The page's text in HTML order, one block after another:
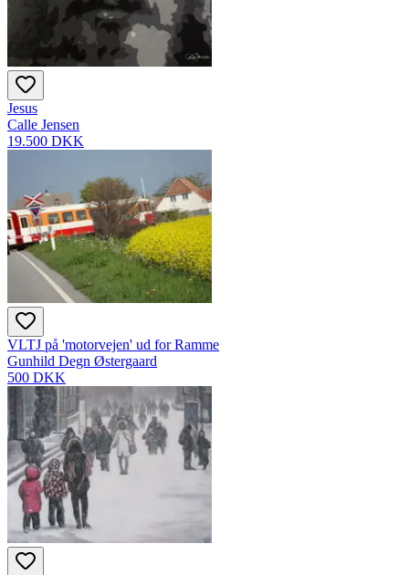
Jesus
Calle Jensen
19.500 DKK
VLTJ på 'motorvejen' ud for Ramme
Gunhild Degn Østergaard
500 DKK